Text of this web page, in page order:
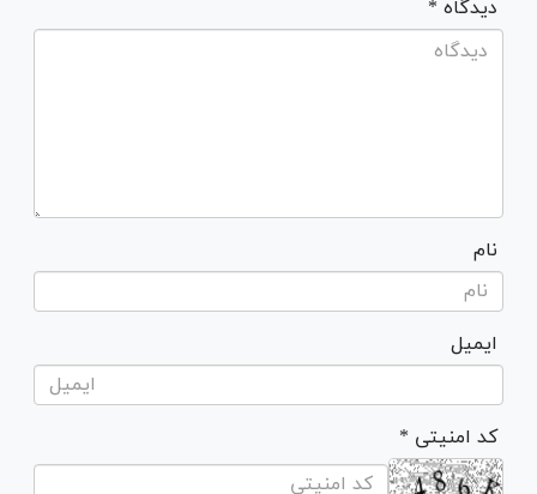
* دیدگاه
نام
ایمیل
* کد امنیتی